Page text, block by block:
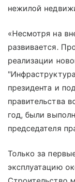
нежилой
«Несмотря на
развивается.
реализации
президента и
правительства
год, были
председателя
Только за
эксплуатацию